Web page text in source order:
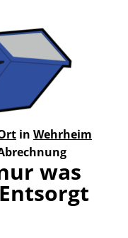
in Wehrheim
was